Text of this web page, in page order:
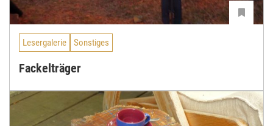
Lesergalerie Sonstiges
Fackelträger